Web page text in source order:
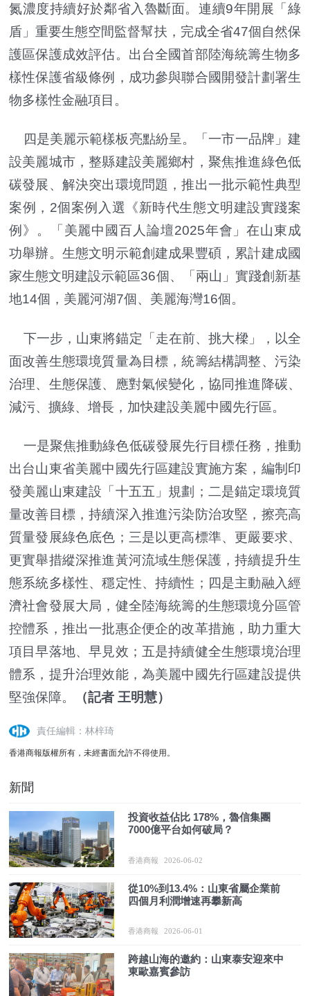
氮濃度持續好於鄰省入魯斷面。連續9年開展「綠
盾」重要生態空間監督幫扶，完成全省47個自然保
護區保護成效評估。出台全國首部陸海統籌生物多
樣性保護省級條例，成功參與聯合國開發計劃署生
物多樣性金融項目。
四是美麗示範樣板亮點紛呈。「一市一品牌」建
設美麗城市，整縣建設美麗鄉村，聚焦推進綠色低
碳發展、解決突出環境問題，推出一批示範性典型
案例，2個案例入選《新時代生態文明建設實踐案
例》。「美麗中國百人論壇2025年會」在山東成
功舉辦。生態文明示範創建成果豐碩，累計建成國
家生態文明建設示範區36個、「兩山」實踐創新基
地14個，美麗河湖7個、美麗海灣16個。
下一步，山東將錨定「走在前、挑大樑」，以全
面改善生態環境質量為目標，統籌結構調整、污染
治理、生態保護、應對氣候變化，協同推進降碳、
減污、擴綠、增長，加快建設美麗中國先行區。
一是聚焦推動綠色低碳發展先行目標任務，推動
出台山東省美麗中國先行區建設實施方案，編制印
發美麗山東建設「十五五」規劃；二是錨定環境質
量改善目標，持續深入推進污染防治攻堅，擦亮高
質量發展綠色底色；三是以更高標準、更嚴要求、
更實舉措縱深推進黃河流域生態保護，持續提升生
態系統多樣性、穩定性、持續性；四是主動融入經
濟社會發展大局，健全陸海統籌的生態環境分區管
控體系，推出一批惠企便企的改革措施，助力重大
項目早落地、早見效；五是持續健全生態環境治理
體系，提升治理效能，為美麗中國先行區建設提供
堅強保障。
（記者 王明慧）
責任編輯：林梓琦
香港商報版權所有，未經書面允許不得使用。
新聞
投資收益佔比 178%，魯信集團
7000億平台如何破局？
香港商報 2026-06-02
從10%到13.4%：山東省屬企業前
四個月利潤增速再攀新高
香港商報 2026-06-01
跨越山海的邀約：山東泰安迎來中
東歐嘉賓參訪